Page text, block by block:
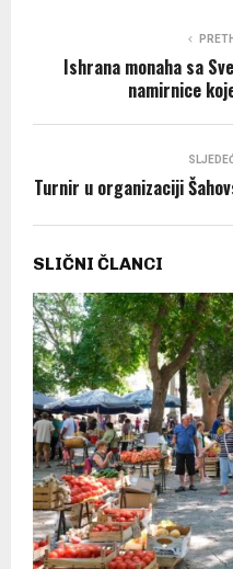
Ishrana monaha sa
namirnice
Turnir u organizaciji
SLIČNI ČLANCI